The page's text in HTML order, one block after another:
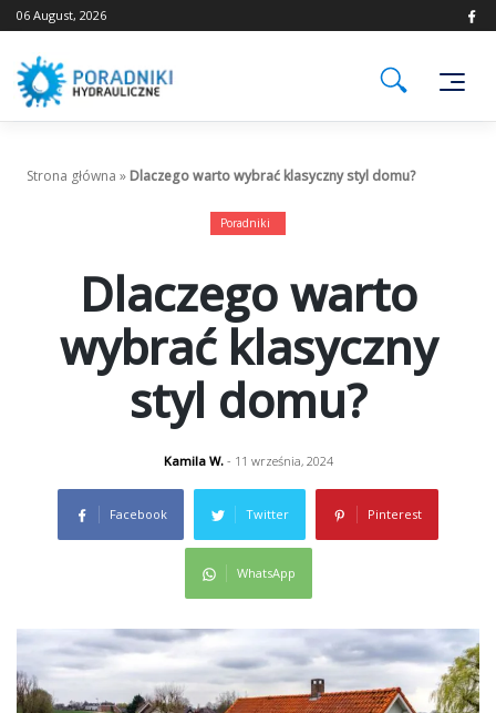
Skip
to
06 August, 2026
Strona główna »Dlaczego warto wybrać klasyczny styl domu?
Poradniki
Dlaczego warto
wybrać klasyczny
styl domu?
Kamila W.- 11 września, 2024
Facebook Twitter Pinterest
WhatsApp